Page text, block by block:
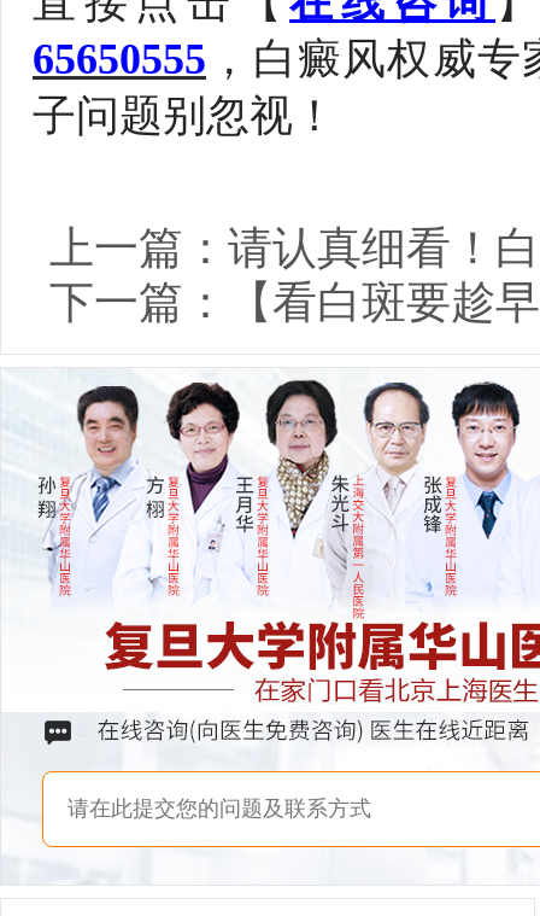
65650555 ，白癜风权威
子问题别忽视！
上一篇： 请认真细看！
下一篇：
【看白斑要趁